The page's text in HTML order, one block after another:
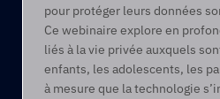
pour protéger leurs données
Ce webinaire explore en
liés à la vie privée auxquels
enfants, les adolescents, les
à mesure que la technologie